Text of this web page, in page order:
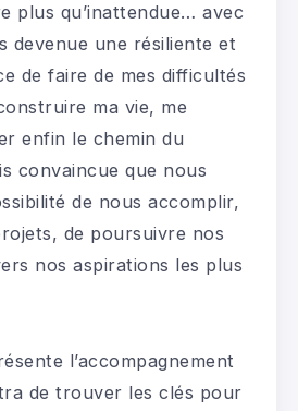
plus qu’inattendue… avec
devenue une résiliente et
de faire de mes difficultés
ma vie, me
enfin le chemin du
convaincue que nous
de nous accomplir,
de poursuivre nos
nos aspirations les plus
l’accompagnement
de trouver les clés pour